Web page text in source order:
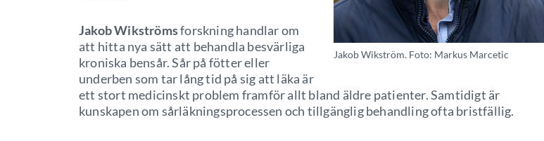
Jakob Wikström. Foto: Markus Marcetic
Jakob Wikströmsforskning handlar om
att hitta nya sätt att behandla besvärliga
kroniska bensår. Sår på fötter eller
underben som tar lång tid på sig att läka är
ett stort medicinskt problem framför allt bland äldre patienter. Samtidigt är
kunskapen om sårläkningsprocessen och tillgänglig behandling ofta bristfällig.